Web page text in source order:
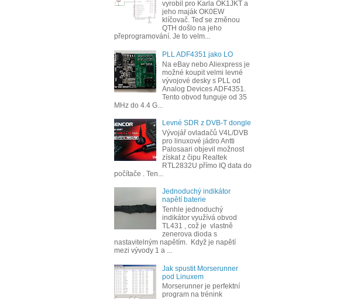
vyrobil pro Karla OK1JKT a
jeho maják OK0EW
klíčovač. Teď se změnou
QTH došlo na jeho
přeprogramování. Je to velm...
PLL ADF4351 jako LO
Na eBay nebo Aliexpress je
možné koupit velmi levné
vývojové desky s PLL od
Analog Devices ADF4351.
Tento obvod funguje od 35
MHz do 4.4 G...
Levné SDR z DVB-T dongle
Vývojář ovladačů V4L/DVB
pro linuxové jádro Antti
Palosaari objevil možnost
získat z čipu Realtek
RTL2832U přímo IQ data do
počítače . Ten...
Jednoduchý indikátor
napětí baterie
Tenhle jednoduchý
indikátor využívá obvod
TL431 , což je vlastně
zenerova dioda s
nastavitelným napětím. Když je napětí
mezi vývody 1 a ...
Jak spustit Morserunner
pod Linuxem
Morserunner je perfektní
program na trénink